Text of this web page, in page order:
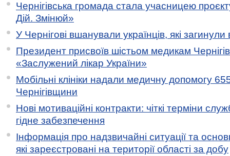
Чернігівська громада стала учасницею
Дій. Змінюй»
У Чернігові вшанували українців, які загинули
Президент присвоїв шістьом медикам
«Заслужений лікар України»
Мобільні клініки надали медичну допомогу
Чернігівщини
Нові мотиваційні контракти: чіткі терміни
гідне забезпечення
Інформація про надзвичайні ситуації та
які зареєстровані на території області за добу